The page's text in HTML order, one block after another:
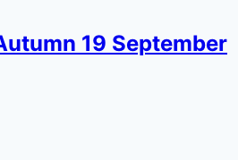
19 September